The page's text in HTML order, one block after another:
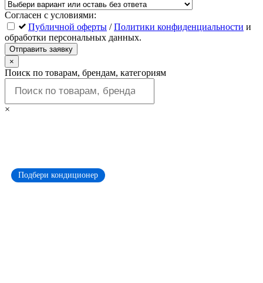
Подбери кондиционер
Согласен с условиями:
Публичной оферты /Политики конфиденциальности и
обработки персональных данных.
Отправить заявку
×
Поиск по товарам, брендам, категориям
×